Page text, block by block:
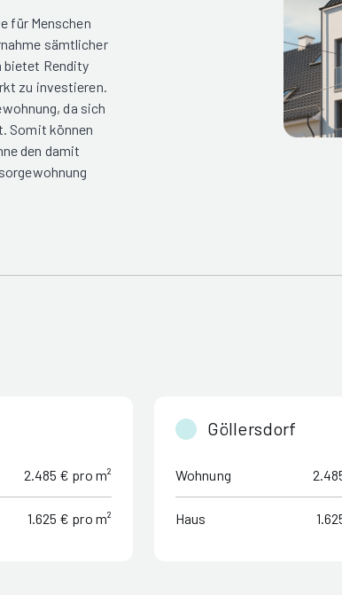
für Menschen
sämtlicher
bietet Rendity
zu investieren.
da sich
Somit können
den damit
2.485 € pro m²
1.625 € pro m²
Göllersdorf
Wohnung
Haus